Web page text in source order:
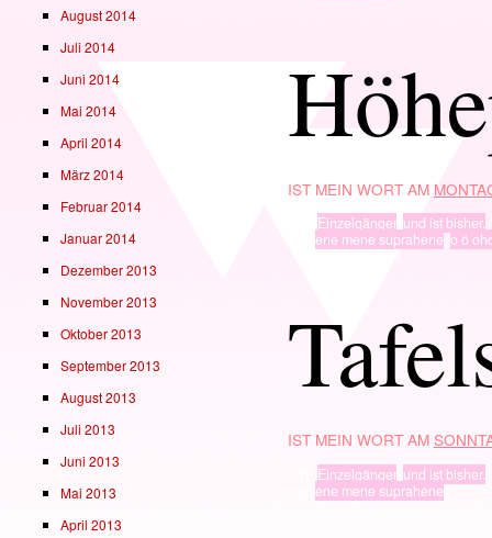
IST MEIN WORT AM
Einzelgänger, und ist bisher.
ene mene suprahene,o ö
IST MEIN WORT AM
Einzelgänger, und ist bisher.
ene mene suprahene
August 2014
Juli 2014
Juni 2014
Mai 2014
April 2014
März 2014
Februar 2014
Januar 2014
Dezember 2013
November 2013
Oktober 2013
September 2013
August 2013
Juli 2013
Juni 2013
Mai 2013
April 2013